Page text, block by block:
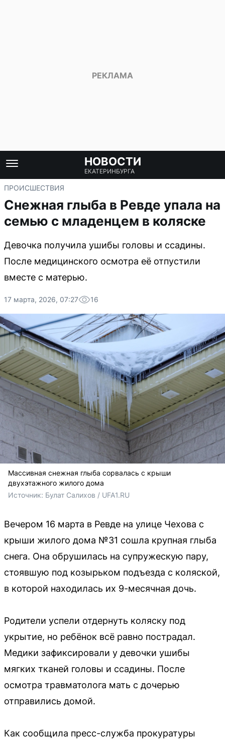
НОВОСТИ
ЕКАТЕРИНБУРГА
ПРОИСШЕСТВИЯ
Снежная глыба в Ревде упала на
семью с младенцем в коляске
Девочка получила ушибы головы и ссадины.
После медицинского осмотра её отпустили
вместе с матерью.
17 марта, 2026, 07:27 16
Массивная снежная глыба сорвалась с крыши
двухэтажного жилого дома
Источник: Булат Салихов / UFA1.RU
Вечером 16 марта в Ревде на улице Чехова с
крыши жилого дома №31 сошла крупная глыба
снега. Она обрушилась на супружескую пару,
стоявшую под козырьком подъезда с коляской,
в которой находилась их 9-месячная дочь.
Родители успели отдернуть коляску под
укрытие, но ребёнок всё равно пострадал.
Медики зафиксировали у девочки ушибы
мягких тканей головы и ссадины. После
осмотра травматолога мать с дочерью
отправились домой.
Как сообщила пресс-служба прокуратуры